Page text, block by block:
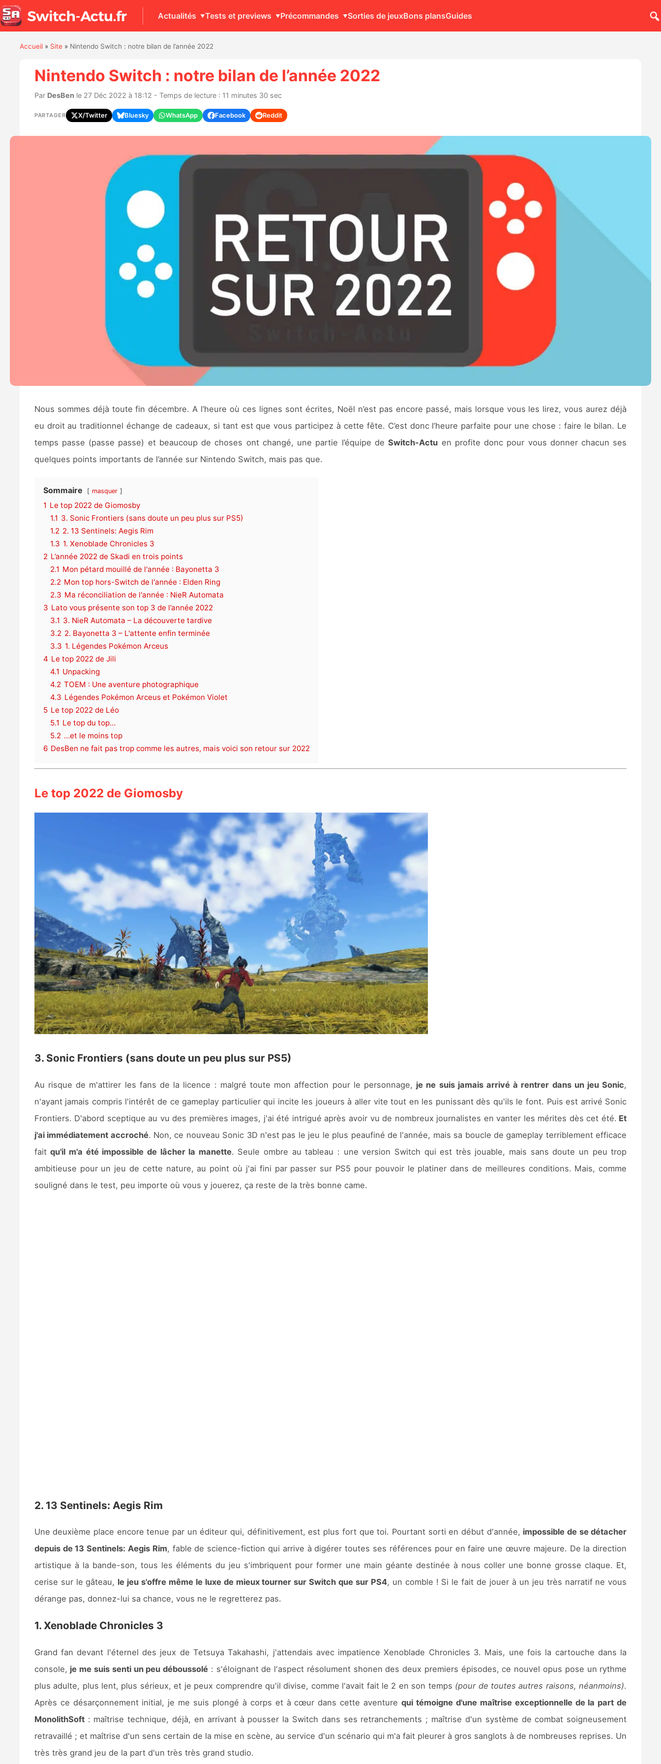
Actualités Tests et previews Précommandes Sorties de jeuxBons plansGuides
Accueil» Site» Nintendo Switch : notre bilan de l’année 2022
Nintendo Switch : notre bilan de l’année 2022
Par DesBen le 27 Déc 2022 à 18:12 - Temps de lecture : 11 minutes 30 sec
PARTAGER X/Twitter Bluesky WhatsApp Facebook Reddit
Nous sommes déjà toute fin décembre. A l’heure où ces lignes sont écrites, Noël n’est pas encore passé, mais lorsque vous les lirez, vous aurez déjà
eu droit au traditionnel échange de cadeaux, si tant est que vous participez à cette fête. C’est donc l’heure parfaite pour une chose : faire le bilan. Le
temps passe (passe passe) et beaucoup de choses ont changé, une partie l’équipe deSwitch-Actu en profite donc pour vous donner chacun ses
quelques points importants de l’année sur Nintendo Switch, mais pas que.
Sommaire masquer
1 Le top 2022 de Giomosby
1.1 3. Sonic Frontiers (sans doute un peu plus sur PS5)
1.2 2. 13 Sentinels: Aegis Rim
1.3 1. Xenoblade Chronicles 3
2 L’année 2022 de Skadi en trois points
2.1 Mon pétard mouillé de l'année : Bayonetta 3
2.2 Mon top hors-Switch de l'année : Elden Ring
2.3 Ma réconciliation de l'année : NieR Automata
3 Lato vous présente son top 3 de l’année 2022
3.1 3. NieR Automata – La découverte tardive
3.2 2. Bayonetta 3 – L'attente enfin terminée
3.3 1. Légendes Pokémon Arceus
4 Le top 2022 de Jili
4.1 Unpacking
4.2 TOEM : Une aventure photographique
4.3 Légendes Pokémon Arceus et Pokémon Violet
5 Le top 2022 de Léo
5.1 Le top du top…
5.2 …et le moins top
6 DesBen ne fait pas trop comme les autres, mais voici son retour sur 2022
Le top 2022 de Giomosby
3. Sonic Frontiers (sans doute un peu plus sur PS5)
Au risque de m'attirer les fans de la licence : malgré toute mon affection pour le personnage, je ne suis jamais arrivé à rentrer dans un jeu Sonic,
n'ayant jamais compris l'intérêt de ce gameplay particulier qui incite les joueurs à aller vite tout en les punissant dès qu'ils le font. Puis est arrivé Sonic
Frontiers. D'abord sceptique au vu des premières images, j'ai été intrigué après avoir vu de nombreux journalistes en vanter les mérites dès cet été. Et
j'ai immédiatement accroché. Non, ce nouveau Sonic 3D n'est pas le jeu le plus peaufiné de l'année, mais sa boucle de gameplay terriblement efficace
faitqu'il m'a été impossible de lâcher la manette. Seule ombre au tableau : une version Switch qui est très jouable, mais sans doute un peu trop
ambitieuse pour un jeu de cette nature, au point où j'ai fini par passer sur PS5 pour pouvoir le platiner dans de meilleures conditions. Mais, comme
souligné dans le test, peu importe où vous y jouerez, ça reste de la très bonne came.
2. 13 Sentinels: Aegis Rim
Une deuxième place encore tenue par un éditeur qui, définitivement, est plus fort que toi. Pourtant sorti en début d'année, impossible de se détacher
depuis de 13 Sentinels: Aegis Rim, fable de science-fiction qui arrive à digérer toutes ses références pour en faire une œuvre majeure. De la direction
artistique à la bande-son, tous les éléments du jeu s'imbriquent pour former une main géante destinée à nous coller une bonne grosse claque. Et,
cerise sur le gâteau, le jeu s'offre même le luxe de mieux tourner sur Switch que sur PS4, un comble ! Si le fait de jouer à un jeu très narratif ne vous
dérange pas, donnez-lui sa chance, vous ne le regretterez pas.
1. Xenoblade Chronicles 3
Grand fan devant l'éternel des jeux de Tetsuya Takahashi, j'attendais avec impatience Xenoblade Chronicles 3. Mais, une fois la cartouche dans la
console, je me suis senti un peu déboussolé : s'éloignant de l'aspect résolument shonen des deux premiers épisodes, ce nouvel opus pose un rythme
plus adulte, plus lent, plus sérieux, et je peux comprendre qu'il divise, comme l'avait fait le 2 en son temps (pour de toutes autres raisons, néanmoins).
Après ce désarçonnement initial, je me suis plongé à corps et à cœur dans cette aventurequi témoigne d'une maîtrise exceptionnelle de la part de
MonolithSoft: maîtrise technique, déjà, en arrivant à pousser la Switch dans ses retranchements ; maîtrise d'un système de combat soigneusement
retravaillé ; et maîtrise d'un sens certain de la mise en scène, au service d'un scénario qui m'a fait pleurer à gros sanglots à de nombreuses reprises. Un
très très grand jeu de la part d'un très très grand studio.